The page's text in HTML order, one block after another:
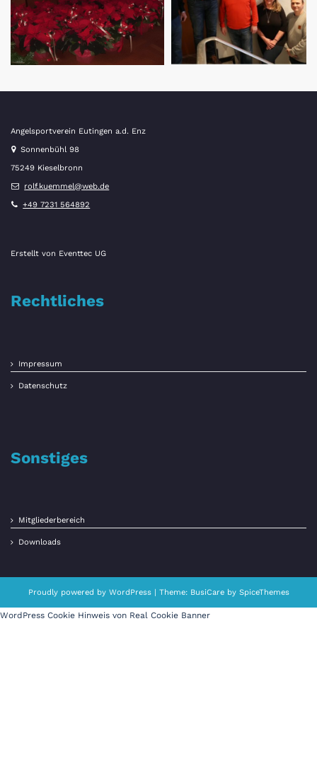
Angelsportverein Eutingen a.d. Enz
Sonnenbühl 98
75249 Kieselbronn
rolf.kuemmel@web.de
+49 7231 564892
Erstellt von Eventtec UG
Rechtliches
Impressum
Datenschutz
Sonstiges
Mitgliederbereich
Downloads
Proudly powered by WordPress| Theme: BusiCare bySpiceThemes
WordPress Cookie Hinweis von Real Cookie Banner